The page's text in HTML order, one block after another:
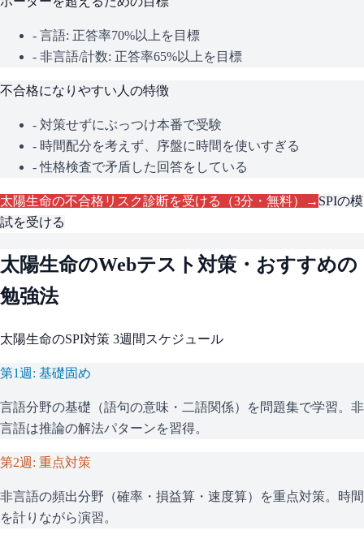
- 言語: 正答率70%以上を目標
- 非言語/計数: 正答率65%以上を目標
不合格になりやすい人の特徴
- 対策せずにぶっつけ本番で受験
- 時間配分を考えず、序盤に時間を使いすぎる
- 性格検査で矛盾した回答をしている
太陽生命の不合格リスク診断を受ける（3分・無料）→ SPIの模
試を受ける
太陽生命のWebテスト対策・おすすめの
勉強法
太陽生命のSPI対策 3週間スケジュール
第1週: 基礎固め
言語分野の基礎（語句の意味・二語関係）を問題集で学習。非
言語は推論の解法パターンを習得。
第2週: 重点対策
非言語の頻出分野（確率・損益算・速度算）を重点対策。時間
を計りながら演習。